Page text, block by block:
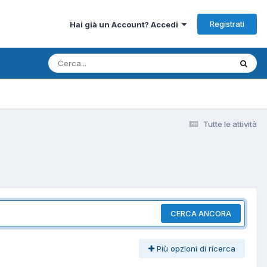
Hai già un Account? Accedi Registrati
Tutte le attività
CERCA ANCORA
Più opzioni di ricerca